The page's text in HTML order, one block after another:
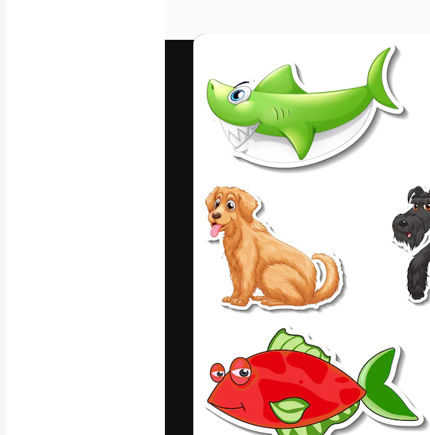
Видео
Видеошаблоны
Иконки
3D-модели
Шрифты
Креативная платформа для создания
ваших лучших работ. Более 1 миллиона
подписчиков среди креаторов,
предприятий, агентств и студий.